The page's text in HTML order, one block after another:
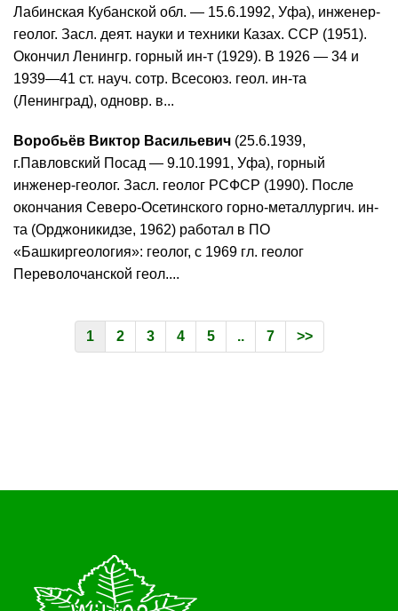
Лабинская Кубанской обл. — 15.6.1992, Уфа), инженер-
геолог. Засл. деят. науки и техники Казах. ССР (1951).
Окончил Ленингр. горный ин-т (1929). В 1926 — 34 и
1939—41 ст. науч. сотр. Всесоюз. геол. ин-та
(Ленинград), одновр. в...
Воробьёв Виктор Васильевич (25.6.1939,
г.Павловский Посад — 9.10.1991, Уфа), горный
инженер-геолог. Засл. геолог РСФСР (1990). После
окончания Северо-Осетинского горно-металлургич. ин-
та (Орджоникидзе, 1962) работал в ПО
«Башкиргеология»: геолог, с 1969 гл. геолог
Переволочанской геол....
1 2 3 4 5 .. 7 >>